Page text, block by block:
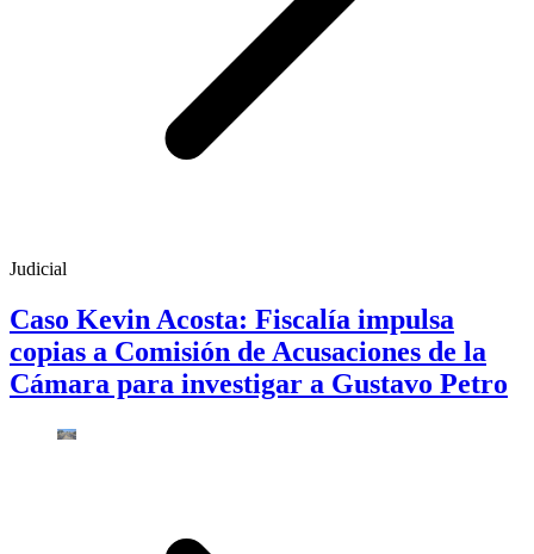
Judicial
Caso Kevin Acosta: Fiscalía impulsa
copias a Comisión de Acusaciones de la
Cámara para investigar a Gustavo Petro